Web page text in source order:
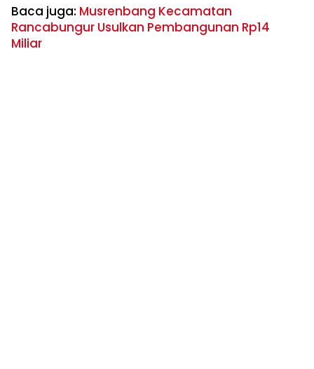
Baca juga: Musrenbang Kecamatan
Rancabungur Usulkan Pembangunan Rp14
Miliar